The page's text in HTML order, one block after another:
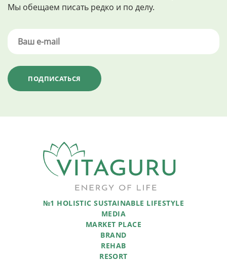
Мы обещаем писать редко и по делу.
№1 HOLISTIC SUSTAINABLE LIFESTYLE
MEDIA
MARKET PLACE
BRAND
REHAB
RESORT